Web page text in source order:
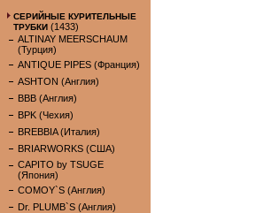
СЕРИЙНЫЕ КУРИТЕЛЬНЫЕ
ТРУБКИ (1433)
ALTINAY MEERSCHAUM
(Турция)
ANTIQUE PIPES (Франция)
ASHTON (Англия)
BBB (Англия)
BPK (Чехия)
BREBBIA (Италия)
BRIARWORKS (США)
CAPITO by TSUGE
(Япония)
COMOY`S (Англия)
Dr. PLUMB`S (Англия)